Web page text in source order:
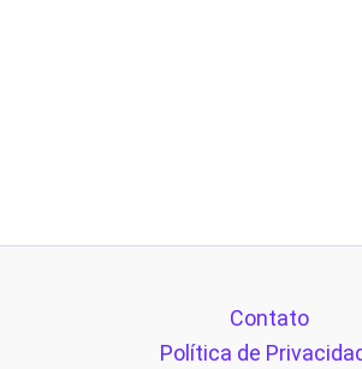
Contato
Política de